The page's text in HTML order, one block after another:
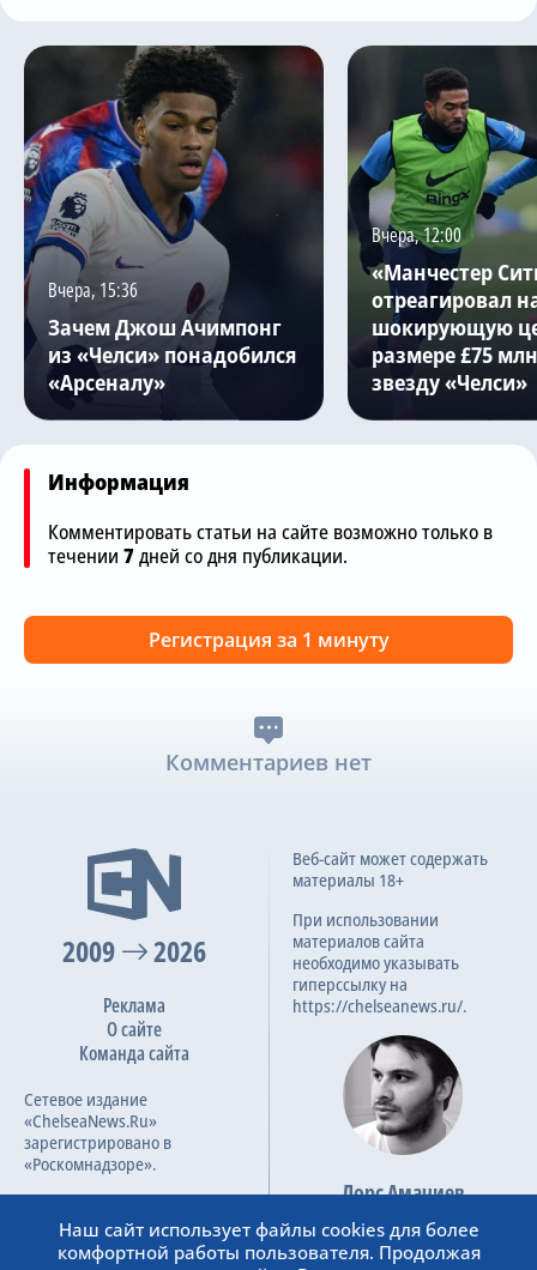
Вчера, 15:36
Зачем Джош Ачимпонг
из «Челси» понадобился
«Арсеналу»
Вчера, 12:00
«Манчестер
отреагировал
шокирующую
размере £75
звезду «Челси»
Информация
Комментировать статьи на сайте возможно только в
течении 7дней со дня публикации.
Регистрация за 1 минуту
Комментариев нет
2009 2026
Реклама
О сайте
Команда сайта
Сетевое издание
«ChelseaNews.Ru»
зарегистрировано в
«Роскомнадзоре».
ФС 77 – 87138.
Веб-сайт может содержать
материалы 18+
При использовании
материалов сайта
необходимо указывать
гиперссылку на
https://chelseanews.ru/.
Лорс Амачиев
Основатель сайта
admin@chelseanews.ru
Наш сайт использует файлы cookies для более
комфортной работы пользователя. Продолжая